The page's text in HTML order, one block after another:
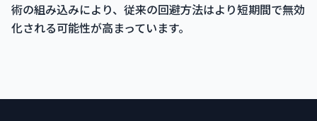
術の組み込みにより、従来の回避方法はより短期間で無効
化される可能性が高まっています。